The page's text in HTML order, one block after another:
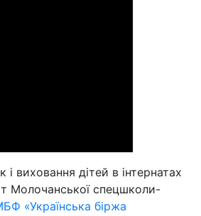
виховання дітей в інтернатах
Молочанської спецшколи-
«Українська біржа